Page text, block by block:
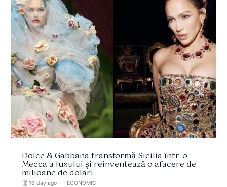
Dolce & Gabbana transformă Sicilia într-o
Mecca a luxului și reinventează o afacere de
milioane de dolari
hourglass_full 19 day ago ECONOMIC